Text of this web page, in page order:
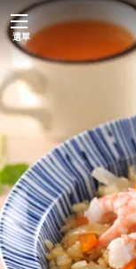
跳
至
主
要
內
容
選單